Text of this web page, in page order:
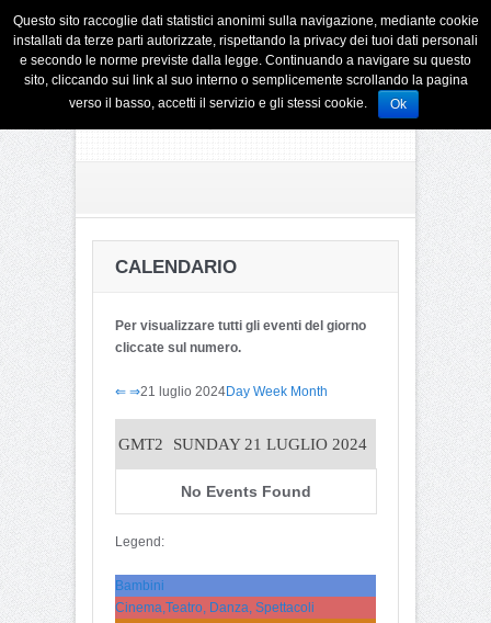
CALENDARIO
Per visualizzare tutti gli eventi del giorno
cliccate sul numero.
⇐ ⇒21 luglio 2024Day Week Month
GMT2 SUNDAY 21 LUGLIO 2024
No Events Found
Legend:
Bambini
Cinema,Teatro, Danza, Spettacoli
Questo sito raccoglie dati statistici anonimi sulla navigazione, mediante cookie
installati da terze parti autorizzate, rispettando la privacy dei tuoi dati personali
e secondo le norme previste dalla legge. Continuando a navigare su questo
sito, cliccando sui link al suo interno o semplicemente scrollando la pagina
verso il basso, accetti il servizio e gli stessi cookie.
Ok